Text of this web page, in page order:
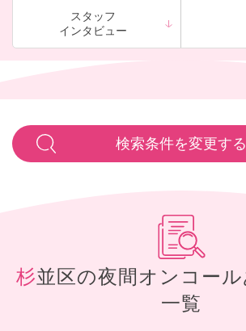
スタッフ
インタビュー
検索条件を変更する
杉並区の夜間オンコールありの求人
一覧